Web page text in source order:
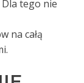
tego nie
na całą